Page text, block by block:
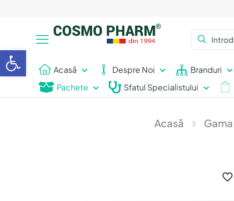
Acasă Despre Noi Branduri
Pachete
Sfatul Specialistului
Acasă
Deschide bara de unelte